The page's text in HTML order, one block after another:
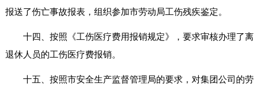
报送了伤亡事故报表，组织参加市劳动局工伤残疾鉴定。
十四、按照《工伤医疗费用报销规定》，要求审核办理了离
退休人员的工伤医疗费报销。
十五、按照市安全生产监督管理局的要求，对集团公司的劳